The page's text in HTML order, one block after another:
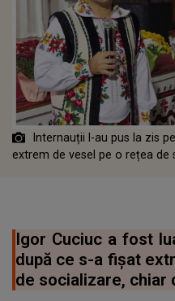
Internauții l-au pus la zis
extrem de vesel pe o rețea de
Igor Cuciuc a fost
după ce s-a fișat
de socializare, chiar